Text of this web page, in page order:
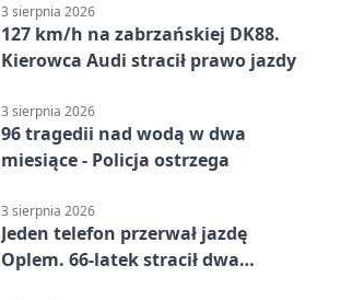
3 sierpnia 2026
127 km/h na zabrzańskiej DK88.
Kierowca Audi stracił prawo jazdy
3 sierpnia 2026
96 tragedii nad wodą w dwa
miesiące - Policja ostrzega
3 sierpnia 2026
Jeden telefon przerwał jazdę
Oplem. 66-latek stracił dwa